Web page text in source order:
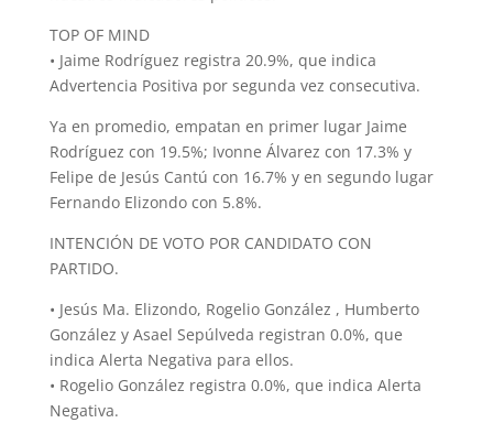
TOP OF MIND
• Jaime Rodríguez registra 20.9%, que indica
Advertencia Positiva por segunda vez consecutiva.
Ya en promedio, empatan en primer lugar Jaime
Rodríguez con 19.5%; Ivonne Álvarez con 17.3% y
Felipe de Jesús Cantú con 16.7% y en segundo lugar
Fernando Elizondo con 5.8%.
INTENCIÓN DE VOTO POR CANDIDATO CON
PARTIDO.
• Jesús Ma. Elizondo, Rogelio González , Humberto
González y Asael Sepúlveda registran 0.0%, que
indica Alerta Negativa para ellos.
• Rogelio González registra 0.0%, que indica Alerta
Negativa.